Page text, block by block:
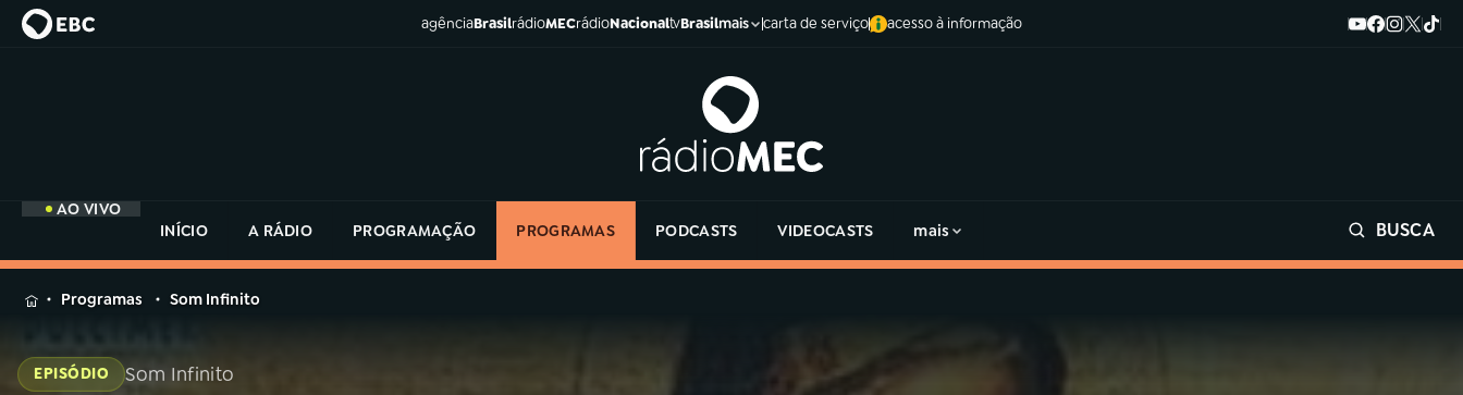
agênciaBrasilrádioMECrádioNacionaltvBrasilmais carta de serviço acesso à informação
AO VIVO
INÍCIO
A RÁDIO PROGRAMAÇÃO PROGRAMAS PODCASTS VIDEOCASTS mais BUSCA
MENU
na
Rádio
Programas Som Infinito
EPISÓDIO Som Infinito